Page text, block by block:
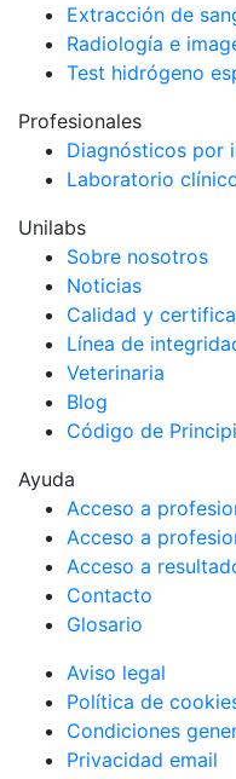
Extracción de
Radiología e
Test hidrógeno
Profesionales
Diagnósticos por
Laboratorio
Unilabs
Sobre nosotros
Noticias
Calidad y
Línea de
Veterinaria
Blog
Código de
Ayuda
Acceso a
Acceso a
Acceso a
Contacto
Glosario
Aviso legal
Política de
Condiciones
Privacidad email